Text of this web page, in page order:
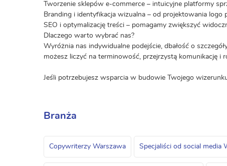
Tworzenie sklepów e-commerce – intuicyjne platformy
Branding i identyfikacja wizualna – od projektowania logo
SEO i optymalizację treści – pomagamy zwiększyć
Dlaczego warto wybrać nas?
Wyróżnia nas indywidualne podejście, dbałość o
możesz liczyć na terminowość, przejrzystą komunikację i
Jeśli potrzebujesz wsparcia w budowie Twojego
Branża
Copywriterzy Warszawa Specjaliści od social media